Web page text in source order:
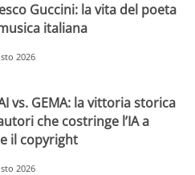
Guccini: la vita del poeta
italiana
2026
vs. GEMA: la vittoria storica
che costringe l’IA a
il copyright
2026